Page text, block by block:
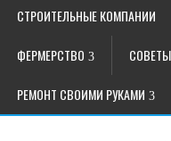
СТРОИТЕЛЬНЫЕ КОМПАНИИ
ФЕРМЕРСТВО
РЕМОНТ СВОИМИ РУКАМИ